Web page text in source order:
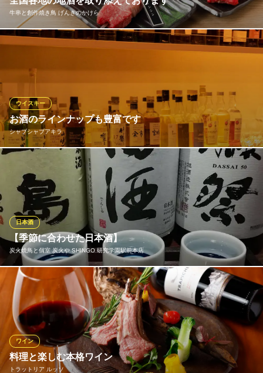
【完全個室】創作和食居酒屋 季彩 七百家（なおや）研究学
園駅前
職人の技が光る創作和食
茨城県つくば市研究学園5-13-4 わいわいビル3F
牛串と創作焼き鳥 げんきのかけら
当店自慢の肉料理の数々とぴったりな全国各地の日本酒や焼酎を
ております！その日の気分で美味しいお酒をご堪能ください。
牛串と創作焼き鳥 げんきのかけら
研究学園炭火牛串専門店
つくばエクスプレス研究学園駅 徒歩3分
茨城県つくば市研究学園5-13-4 わいわいビル2F
お酒のラインナップも豊富です
シャブシャブアキラ
ウイスキー
当店はお酒の種類が豊富！特にウイスキーはバー顔負けのライン
ナップとなっております。 お食事と一緒に楽しむならハイボー
ル、食後の一杯はオンザロック、などお客様のお好みに合わせた
飲み方をお楽しみください。
シャブシャブアキラ
しゃぶしゃぶ・すき焼き
つくばエクスプレス研究学園駅 徒歩5分
茨城県つくば市研究学園5-14-3
【季節に合わせた日本酒】
炭火焼鳥と個室 炭火や SHINGO 研究学園駅前本店
日本酒
全国から名酒と呼ばれる定番から希少酒を常時20種類以上。日本
酒は、季節によりおすすめが変わります。理由は、時期に合わせ
て美味しいお酒を店主が厳選してご提供しているからです。種類
が多いので「あれも飲みたい、これも飲みたい！」そんな時は、
「飲み比べセット」がお得。お好きな3種類の日本酒を選べます。
炭火焼鳥と個室 炭火や SHINGO 研究学園駅前本店
料理と楽しむ本格ワイン
トラットリア ルッソ
ワイン